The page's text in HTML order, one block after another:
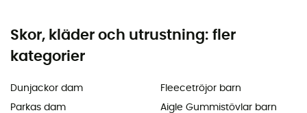
Skor, kläder och utrustning: fler
kategorier
Dunjackor dam
Parkas dam
Fleecetröjor barn
Aigle Gummistövlar barn